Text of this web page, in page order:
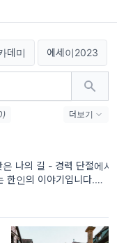
데미 에세이2023
#다이어리 (8)
(8)
더보기
나의 길 - 경력 단절에서
인의 이야기입니다.혹시